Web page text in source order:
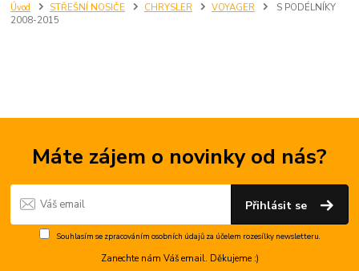
Úvod STŘEŠNÍ NOSIČE CHRYSLER VOYAGER
S PODÉLNÍKY
2008-2015
Máte zájem o novinky od nás?
Přihlásit se
Souhlasím se zpracováním osobních údajůza účelem rozesílky newsletteru.
Zanechte nám Váš email. Děkujeme :)